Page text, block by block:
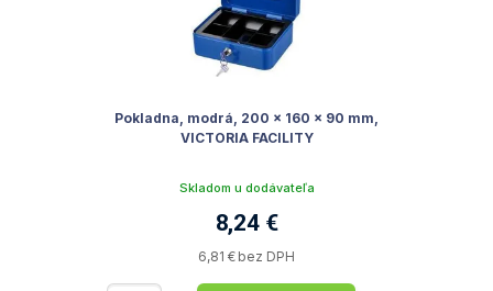
Pokladna, modrá, 200 x 160 x 90 mm,
VICTORIA FACILITY
Skladom u dodávateľa
8,24 €
6,81 € bez DPH